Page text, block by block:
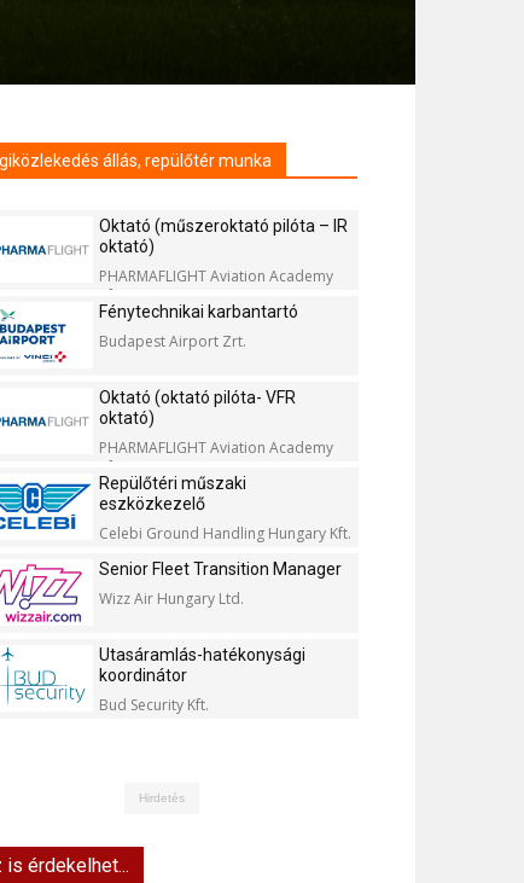
állás, repülőtér munka
Oktató (műszeroktató pilóta – IR
oktató)
PHARMAFLIGHT Aviation Academy
Kft.
Fénytechnikai karbantartó
Budapest Airport Zrt.
Oktató (oktató pilóta- VFR
oktató)
PHARMAFLIGHT Aviation Academy
Kft.
Repülőtéri műszaki
eszközkezelő
Celebi Ground Handling Hungary Kft.
Senior Fleet Transition Manager
Wizz Air Hungary Ltd.
Utasáramlás-hatékonysági
koordinátor
Bud Security Kft.
Hirdetés
is érdekelhet...